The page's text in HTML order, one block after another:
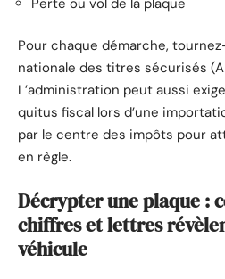
Pour chaque démarche,
nationale des titres sécurisés
L’administration peut aussi
quitus fiscal lors d’une
par le centre des impôts pour
en règle.
Décrypter une plaque :
chiffres et lettres
véhicule